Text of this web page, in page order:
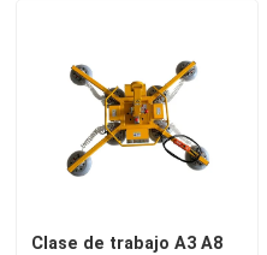
Clase de trabajo A3 A8